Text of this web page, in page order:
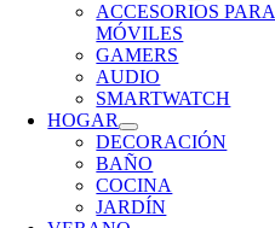
ACCESORIOS PARA
MÓVILES
GAMERS
AUDIO
SMARTWATCH
HOGAR
DECORACIÓN
BAÑO
COCINA
JARDÍN